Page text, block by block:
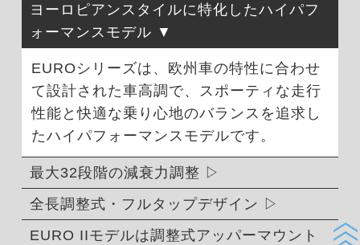
ヨーロピアンスタイルに特化したハイパフ
ォーマンスモデル
EUROシリーズは、欧州車の特性に合わせ
て設計された車高調で、スポーティな走行
性能と快適な乗り心地のバランスを追求し
たハイパフォーマンスモデルです。
最大32段階の減衰力調整
全長調整式・フルタップデザイン
EURO IIモデルは調整式アッパーマウント